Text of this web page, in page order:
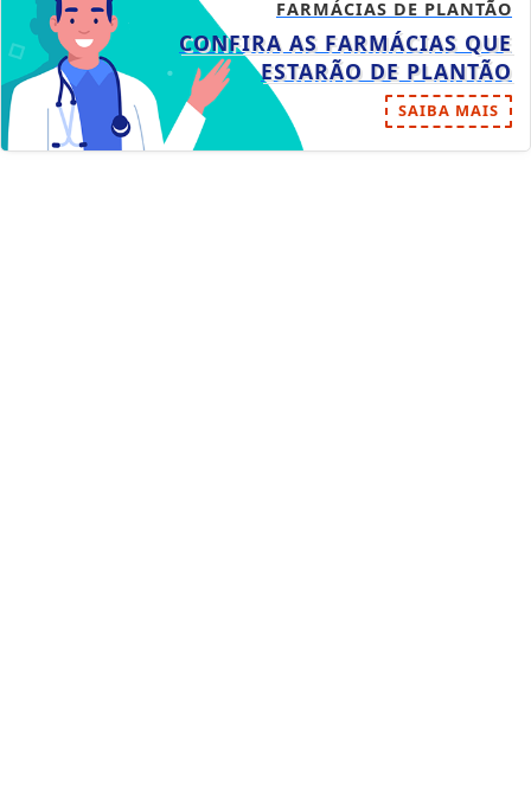
FARMÁCIAS DE PLANTÃO
CONFIRA AS FARMÁCIAS QUE
ESTARÃO DE PLANTÃO
SAIBA MAIS